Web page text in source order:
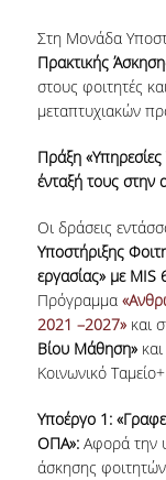
Στη Μονάδα
Πρακτικής
στους φοιτητές
μεταπτυχιακών
Πράξη
ένταξή τους στην
Οι δράσεις
Υποστήριξης
εργασίας» με MIS
Πρόγραμμα
2021 –2027» και
Βίου Μάθηση»
Κοινωνικό
Υποέργο 1:
ΟΠΑ»: Αφορά την
άσκησης